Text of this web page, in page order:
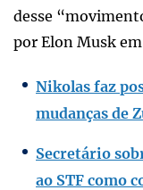
desse
por Elon Musk
Nikolas faz
mudanças de
Secretário
ao STF como